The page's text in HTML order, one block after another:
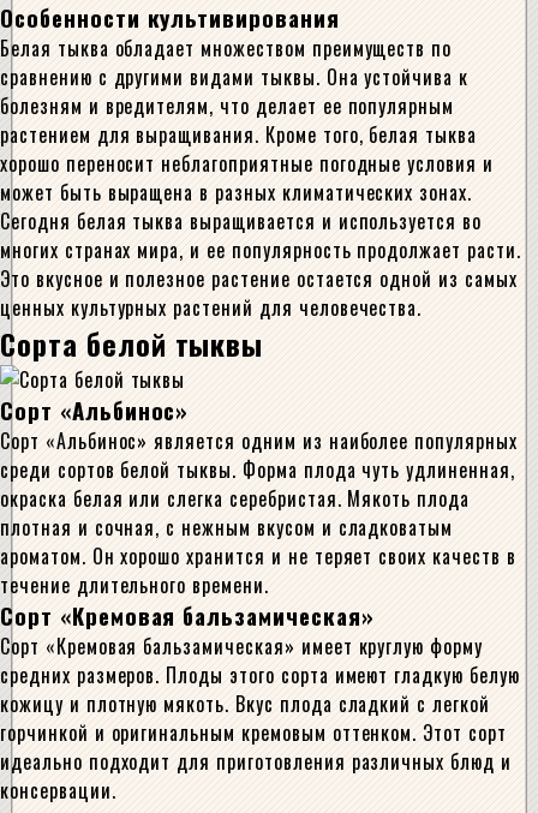
Особенности культивирования
Белая тыква обладает множеством преимуществ по
сравнению с другими видами тыквы. Она устойчива к
болезням и вредителям, что делает ее популярным
растением для выращивания. Кроме того, белая тыква
хорошо переносит неблагоприятные погодные условия и
может быть выращена в разных климатических зонах.
Сегодня белая тыква выращивается и используется во
многих странах мира, и ее популярность продолжает расти.
Это вкусное и полезное растение остается одной из самых
ценных культурных растений для человечества.
Сорта белой тыквы
Сорт «Альбинос»
Сорт «Альбинос» является одним из наиболее популярных
среди сортов белой тыквы. Форма плода чуть удлиненная,
окраска белая или слегка серебристая. Мякоть плода
плотная и сочная, с нежным вкусом и сладковатым
ароматом. Он хорошо хранится и не теряет своих качеств в
течение длительного времени.
Сорт «Кремовая бальзамическая»
Сорт «Кремовая бальзамическая» имеет круглую форму
средних размеров. Плоды этого сорта имеют гладкую белую
кожицу и плотную мякоть. Вкус плода сладкий с легкой
горчинкой и оригинальным кремовым оттенком. Этот сорт
идеально подходит для приготовления различных блюд и
консервации.